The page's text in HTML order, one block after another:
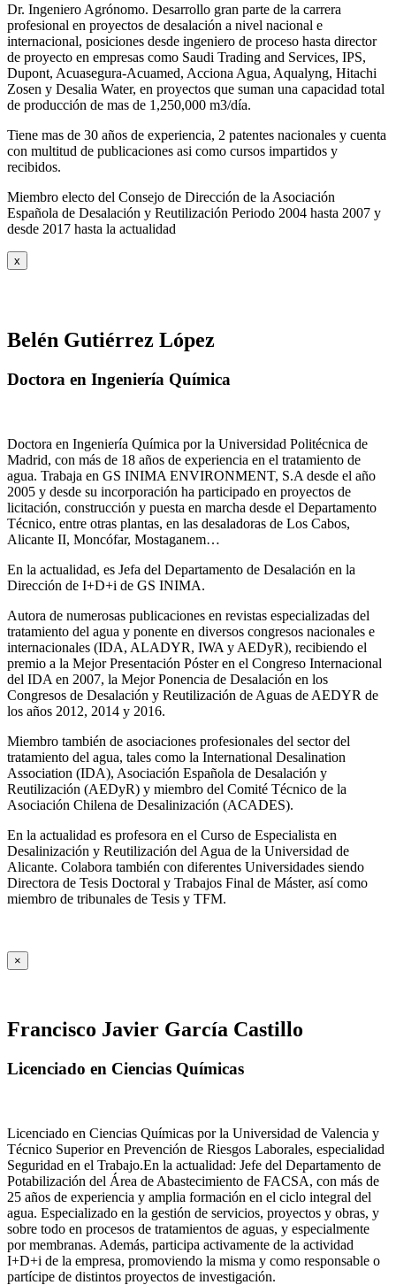
Dr. Ingeniero Agrónomo. Desarrollo gran parte de la carrera
profesional en proyectos de desalación a nivel nacional e
internacional, posiciones desde ingeniero de proceso hasta director
de proyecto en empresas como Saudi Trading and Services, IPS,
Dupont, Acuasegura-Acuamed, Acciona Agua, Aqualyng, Hitachi
Zosen y Desalia Water, en proyectos que suman una capacidad total
de producción de mas de 1,250,000 m3/día.
Tiene mas de 30 años de experiencia, 2 patentes nacionales y cuenta
con multitud de publicaciones asi como cursos impartidos y
recibidos.
Miembro electo del Consejo de Dirección de la Asociación
Española de Desalación y Reutilización Periodo 2004 hasta 2007 y
desde 2017 hasta la actualidad
x
Belén Gutiérrez López
Doctora en Ingeniería Química
Doctora en Ingeniería Química por la Universidad Politécnica de
Madrid, con más de 18 años de experiencia en el tratamiento de
agua. Trabaja en GS INIMA ENVIRONMENT, S.A desde el año
2005 y desde su incorporación ha participado en proyectos de
licitación, construcción y puesta en marcha desde el Departamento
Técnico, entre otras plantas, en las desaladoras de Los Cabos,
Alicante II, Moncófar, Mostaganem…
En la actualidad, es Jefa del Departamento de Desalación en la
Dirección de I+D+i de GS INIMA.
Autora de numerosas publicaciones en revistas especializadas del
tratamiento del agua y ponente en diversos congresos nacionales e
internacionales (IDA, ALADYR, IWA y AEDyR), recibiendo el
premio a la Mejor Presentación Póster en el Congreso Internacional
del IDA en 2007, la Mejor Ponencia de Desalación en los
Congresos de Desalación y Reutilización de Aguas de AEDYR de
los años 2012, 2014 y 2016.
Miembro también de asociaciones profesionales del sector del
tratamiento del agua, tales como la International Desalination
Association (IDA), Asociación Española de Desalación y
Reutilización (AEDyR) y miembro del Comité Técnico de la
Asociación Chilena de Desalinización (ACADES).
En la actualidad es profesora en el Curso de Especialista en
Desalinización y Reutilización del Agua de la Universidad de
Alicante. Colabora también con diferentes Universidades siendo
Directora de Tesis Doctoral y Trabajos Final de Máster, así como
miembro de tribunales de Tesis y TFM.
×
Francisco Javier García Castillo
Licenciado en Ciencias Químicas
Licenciado en Ciencias Químicas por la Universidad de Valencia y
Técnico Superior en Prevención de Riesgos Laborales, especialidad
Seguridad en el Trabajo.En la actualidad: Jefe del Departamento de
Potabilización del Área de Abastecimiento de FACSA, con más de
25 años de experiencia y amplia formación en el ciclo integral del
agua. Especializado en la gestión de servicios, proyectos y obras, y
sobre todo en procesos de tratamientos de aguas, y especialmente
por membranas. Además, participa activamente de la actividad
I+D+i de la empresa, promoviendo la misma y como responsable o
partícipe de distintos proyectos de investigación.